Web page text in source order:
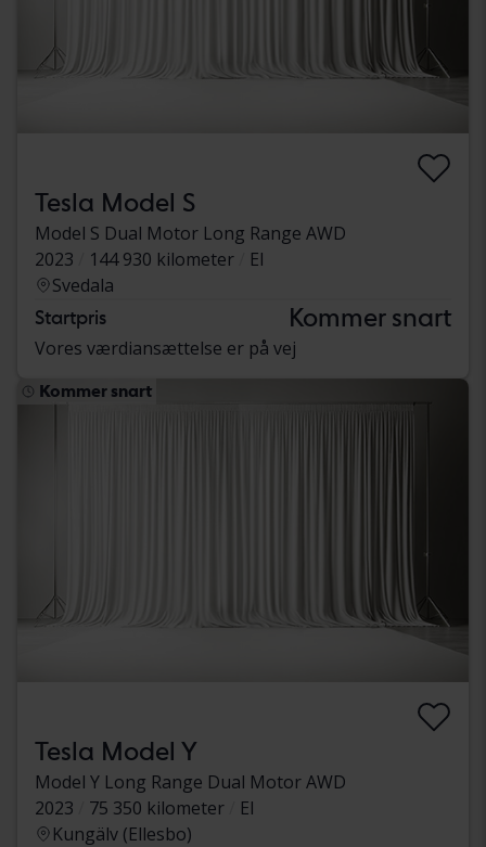
Tesla Model S
Model S Dual Motor Long Range AWD
2023
144 930 kilometer
El
Svedala
Startpris Kommer snart
Vores værdiansættelse er på vej
Kommer snart
Tesla Model Y
Model Y Long Range Dual Motor AWD
2023
75 350 kilometer
El
Kungälv (Ellesbo)